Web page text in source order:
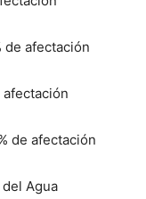
afectación
de afectación
Agua